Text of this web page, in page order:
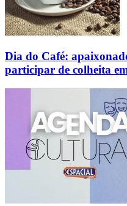
Dia do Café:
participar de colheita